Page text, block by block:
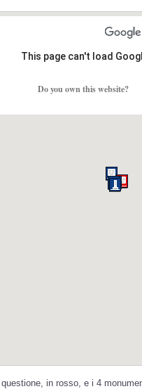
This page can't load
Do you own this website?
in rosso, e i 4